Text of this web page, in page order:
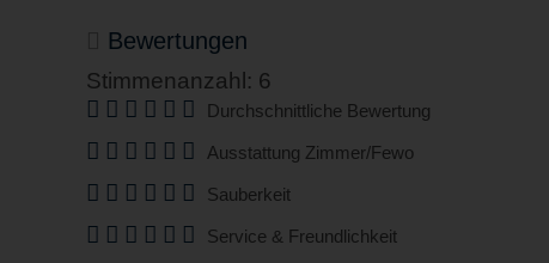
Bewertungen
Stimmenanzahl: 6
Durchschnittliche Bewertung
Ausstattung Zimmer/Fewo
Sauberkeit
Service & Freundlichkeit